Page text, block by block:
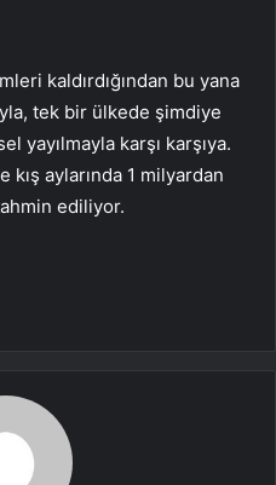
kaldırdığından bu yana
tek bir ülkede şimdiye
yayılmayla karşı karşıya.
aylarında 1 milyardan
ediliyor.